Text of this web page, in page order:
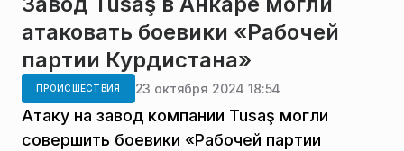
атаковать боевики «Рабочей
партии Курдистана»
ПРОИСШЕСТВИЯ 23 октября 2024 18:54
Атаку на завод компании Tusaş могли
совершить боевики «Рабочей партии